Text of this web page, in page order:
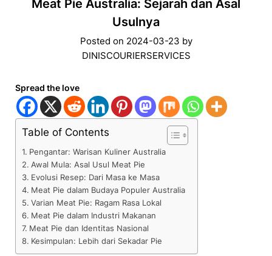
Meat Pie Australia: Sejarah dan Asal
Usulnya
Posted on 2024-03-23 by
DINISCOURIERSERVICES
Spread the love
Table of Contents
Pengantar: Warisan Kuliner Australia
Awal Mula: Asal Usul Meat Pie
Evolusi Resep: Dari Masa ke Masa
Meat Pie dalam Budaya Populer Australia
Varian Meat Pie: Ragam Rasa Lokal
Meat Pie dalam Industri Makanan
Meat Pie dan Identitas Nasional
Kesimpulan: Lebih dari Sekadar Pie